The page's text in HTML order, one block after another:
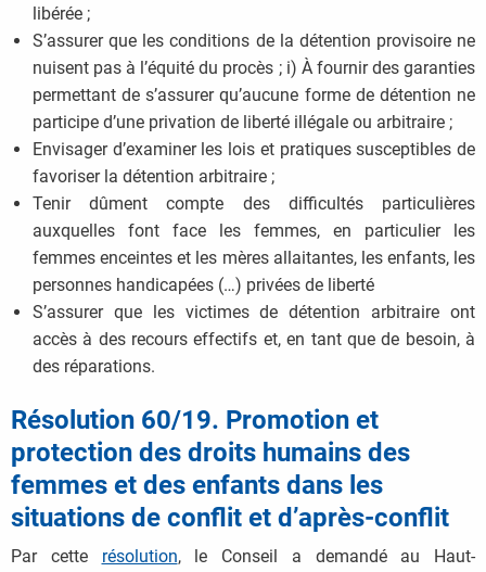
libérée ;
S’assurer que les conditions de la détention provisoire ne
nuisent pas à l’équité du procès ; i) À fournir des garanties
permettant de s’assurer qu’aucune forme de détention ne
participe d’une privation de liberté illégale ou arbitraire ;
Envisager d’examiner les lois et pratiques susceptibles de
favoriser la détention arbitraire ;
Tenir dûment compte des difficultés particulières
auxquelles font face les femmes, en particulier les
femmes enceintes et les mères allaitantes, les enfants, les
personnes handicapées (…) privées de liberté
S’assurer que les victimes de détention arbitraire ont
accès à des recours effectifs et, en tant que de besoin, à
des réparations.
Résolution 60/19. Promotion et
protection des droits humains des
femmes et des enfants dans les
situations de conflit et d’après-conflit
Par cette résolution, le Conseil a demandé au Haut-